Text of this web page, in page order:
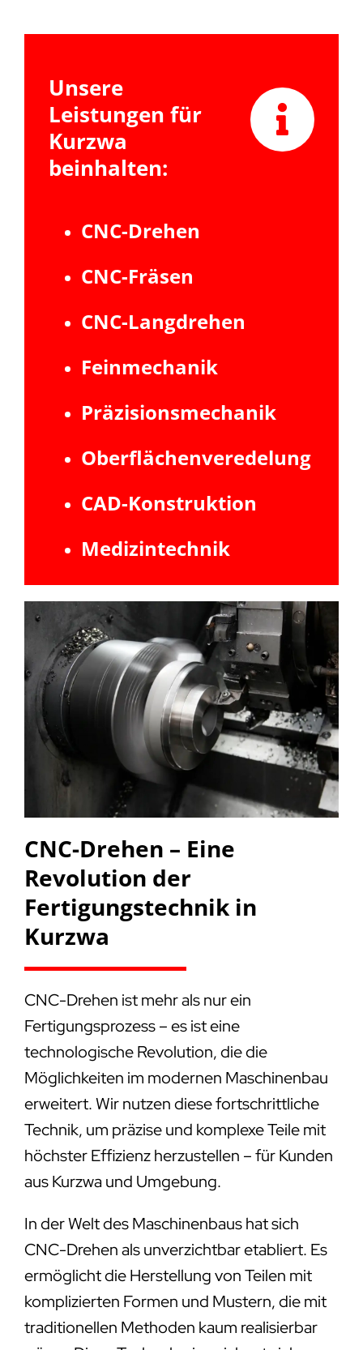
Unsere
Leistungen für
Kurzwa
beinhalten:
CNC-Drehen
CNC-Fräsen
CNC-Langdrehen
Feinmechanik
Präzisionsmechanik
Oberflächenveredelung
CAD-Konstruktion
Medizintechnik
CNC-Drehen – Eine
Revolution der
Fertigungstechnik in
Kurzwa
CNC-Drehen ist mehr als nur ein
Fertigungsprozess – es ist eine
technologische Revolution, die die
Möglichkeiten im modernen Maschinenbau
erweitert. Wir nutzen diese fortschrittliche
Technik, um präzise und komplexe Teile mit
höchster Effizienz herzustellen – für Kunden
aus Kurzwa und Umgebung.
In der Welt des Maschinenbaus hat sich
CNC-Drehen als unverzichtbar etabliert. Es
ermöglicht die Herstellung von Teilen mit
komplizierten Formen und Mustern, die mit
traditionellen Methoden kaum realisierbar